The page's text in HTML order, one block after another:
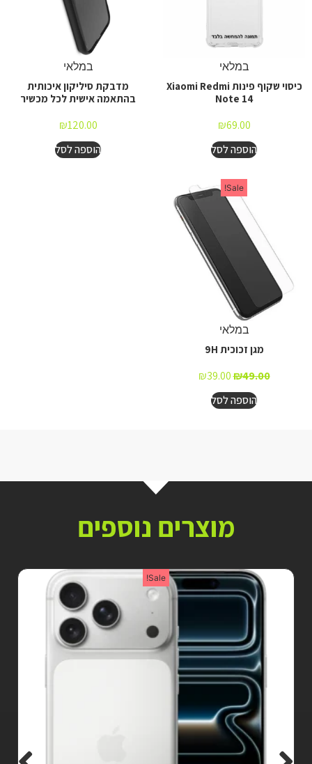
במלאי
כיסוי שקוף פינות Xiaomi Redmi
Note 14
₪69.00
הוספה לסל
במלאי
מדבקת סיליקון איכותית
בהתאמה אישית לכל מכשיר
₪120.00
הוספה לסל
Sale!
במלאי
מגן זכוכית 9H
₪49.00
₪39.00
הוספה לסל
מוצרים נוספים